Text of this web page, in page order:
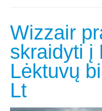
Wizzair
skraidyti į
Lėktuvų
Lt